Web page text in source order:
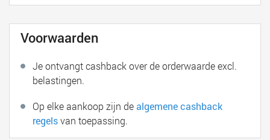
Voorwaarden
Je ontvangt cashback over de orderwaarde excl.
belastingen.
Op elke aankoop zijn dealgemene cashback
regelsvan toepassing.